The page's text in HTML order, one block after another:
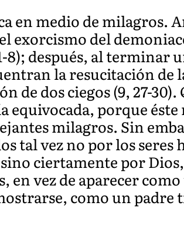
en medio de milagros.
exorcismo del
8); después, al terminar
la resucitación
de dos ciegos (9, 27-
equivocada, porque
milagros. Sin
tal vez no por los seres
ciertamente por
en vez de aparecer
como un